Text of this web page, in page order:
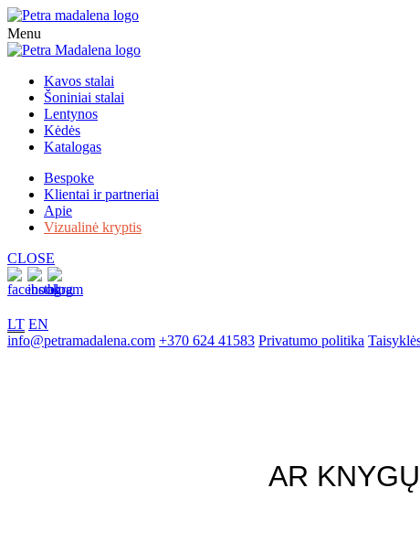
Menu
Kavos stalai
Šoniniai stalai
Lentynos
Kėdės
Katalogas
Bespoke
Klientai ir partneriai
Apie
Vizualinė kryptis
CLOSE
LT EN
info@petramadalena.com +370 624 41583 Privatumo politika
AR